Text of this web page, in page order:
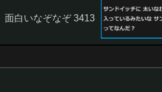
面白いなぞなぞ 3413